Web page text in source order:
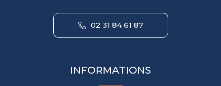
02 31 84 61 87
INFORMATIONS